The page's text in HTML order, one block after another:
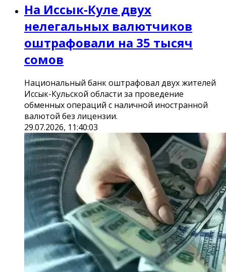
На Иссык-Куле двух
нелегальных валютчиков
оштрафовали на 35 тысяч
сомов
Национальный банк оштрафовал двух жителей
Иссык-Кульской области за проведение
обменных операций с наличной иностранной
валютой без лицензии.
29.07.2026, 11:40:03